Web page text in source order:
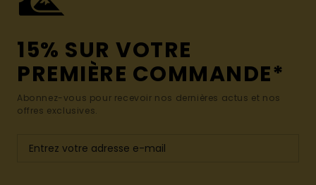
15% SUR VOTRE
PREMIÈRE COMMANDE*
Abonnez-vous pour recevoir nos dernières actus et nos
offres exclusives.